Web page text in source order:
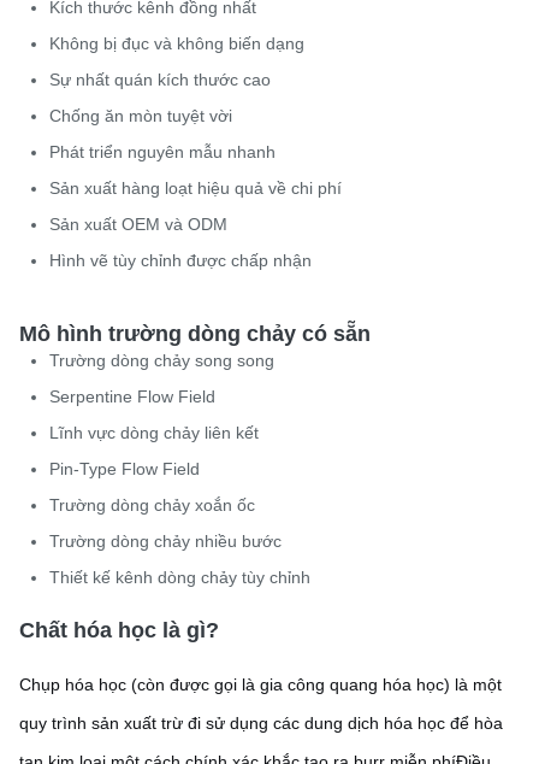
Kích thước kênh đồng nhất
Không bị đục và không biến dạng
Sự nhất quán kích thước cao
Chống ăn mòn tuyệt vời
Phát triển nguyên mẫu nhanh
Sản xuất hàng loạt hiệu quả về chi phí
Sản xuất OEM và ODM
Hình vẽ tùy chỉnh được chấp nhận
Mô hình trường dòng chảy có sẵn
Trường dòng chảy song song
Serpentine Flow Field
Lĩnh vực dòng chảy liên kết
Pin-Type Flow Field
Trường dòng chảy xoắn ốc
Trường dòng chảy nhiều bước
Thiết kế kênh dòng chảy tùy chỉnh
Chất hóa học là gì?
Chụp hóa học (còn được gọi là gia công quang hóa học) là một
quy trình sản xuất trừ đi sử dụng các dung dịch hóa học để hòa